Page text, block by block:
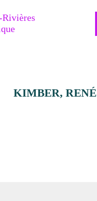
KIMBER, RENÉ